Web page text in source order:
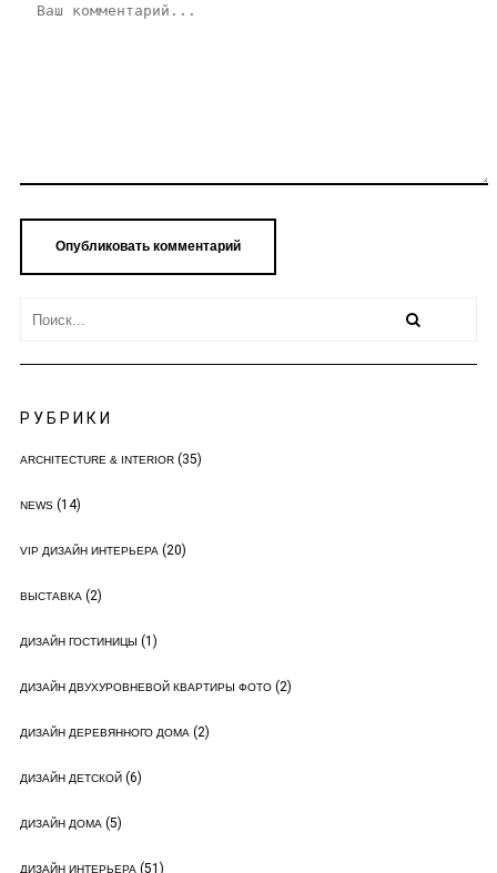
РУБРИКИ
ARCHITECTURE & INTERIOR(35)
NEWS(14)
VIP ДИЗАЙН ИНТЕРЬЕРА(20)
ВЫСТАВКА(2)
ДИЗАЙН ГОСТИНИЦЫ (1)
ДИЗАЙН ДВУХУРОВНЕВОЙ КВАРТИРЫ ФОТО(2)
ДИЗАЙН ДЕРЕВЯННОГО ДОМА(2)
ДИЗАЙН ДЕТСКОЙ(6)
ДИЗАЙН ДОМА(5)
ДИЗАЙН ИНТЕРЬЕРА(51)